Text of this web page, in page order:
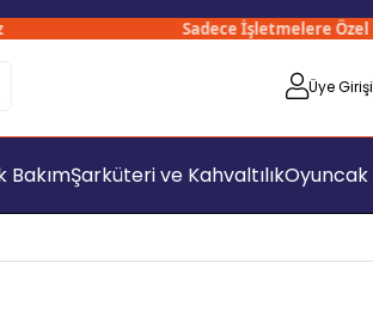
Sadece İşletmelere Özel
Üye Girişi
BakımŞarküteri ve KahvaltılıkOyuncak